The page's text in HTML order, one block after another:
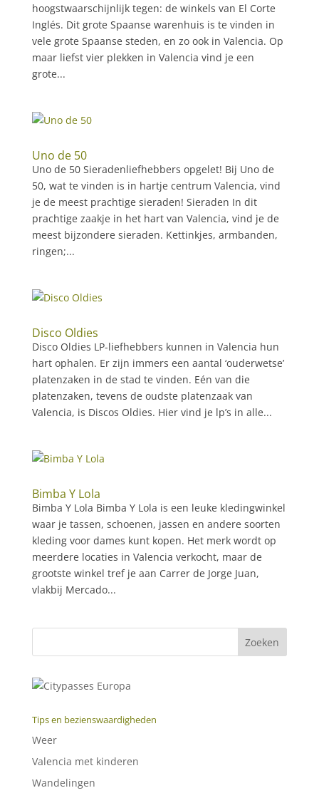
hoogstwaarschijnlijk tegen: de winkels van El Corte
Inglés. Dit grote Spaanse warenhuis is te vinden in
vele grote Spaanse steden, en zo ook in Valencia. Op
maar liefst vier plekken in Valencia vind je een
grote...
Uno de 50
Uno de 50 Sieradenliefhebbers opgelet! Bij Uno de
50, wat te vinden is in hartje centrum Valencia, vind
je de meest prachtige sieraden! Sieraden In dit
prachtige zaakje in het hart van Valencia, vind je de
meest bijzondere sieraden. Kettinkjes, armbanden,
ringen;...
Disco Oldies
Disco Oldies LP-liefhebbers kunnen in Valencia hun
hart ophalen. Er zijn immers een aantal ‘ouderwetse’
platenzaken in de stad te vinden. Eén van die
platenzaken, tevens de oudste platenzaak van
Valencia, is Discos Oldies. Hier vind je lp’s in alle...
Bimba Y Lola
Bimba Y Lola Bimba Y Lola is een leuke kledingwinkel
waar je tassen, schoenen, jassen en andere soorten
kleding voor dames kunt kopen. Het merk wordt op
meerdere locaties in Valencia verkocht, maar de
grootste winkel tref je aan Carrer de Jorge Juan,
vlakbij Mercado...
Tips en bezienswaardigheden
Weer
Valencia met kinderen
Wandelingen